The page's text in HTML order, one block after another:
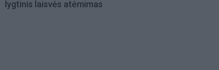
lygtinis laisvės atėmimas